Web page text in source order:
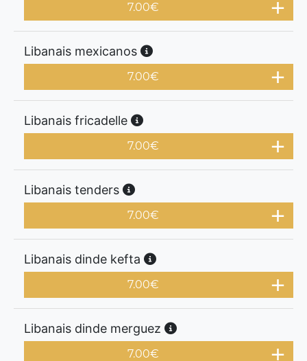
7.00€
Libanais mexicanos
7.00€
Libanais fricadelle
7.00€
Libanais tenders
7.00€
Libanais dinde kefta
7.00€
Libanais dinde merguez
7.00€